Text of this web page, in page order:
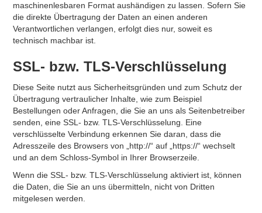
maschinenlesbaren Format aushändigen zu lassen. Sofern Sie
die direkte Übertragung der Daten an einen anderen
Verantwortlichen verlangen, erfolgt dies nur, soweit es
technisch machbar ist.
SSL- bzw. TLS-Verschlüsselung
Diese Seite nutzt aus Sicherheitsgründen und zum Schutz der
Übertragung vertraulicher Inhalte, wie zum Beispiel
Bestellungen oder Anfragen, die Sie an uns als Seitenbetreiber
senden, eine SSL- bzw. TLS-Verschlüsselung. Eine
verschlüsselte Verbindung erkennen Sie daran, dass die
Adresszeile des Browsers von „http://“ auf „https://“ wechselt
und an dem Schloss-Symbol in Ihrer Browserzeile.
Wenn die SSL- bzw. TLS-Verschlüsselung aktiviert ist, können
die Daten, die Sie an uns übermitteln, nicht von Dritten
mitgelesen werden.